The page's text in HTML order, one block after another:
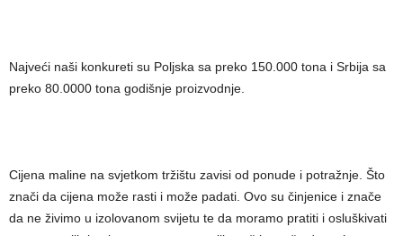
Najveći naši konkureti su Poljska sa preko 150.000 tona i Srbija sa
preko 80.0000 tona godišnje proizvodnje.
Cijena maline na svjetkom tržištu zavisi od ponude i potražnje. Što
znači da cijena može rasti i može padati. Ovo su činjenice i znače
da ne živimo u izolovanom svijetu te da moramo pratiti i osluškivati